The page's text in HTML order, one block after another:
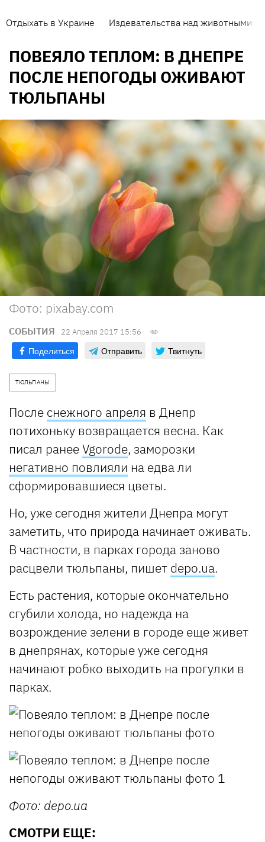
Отдыхать в Украине Издевательства над животными
ПОВЕЯЛО ТЕПЛОМ: В ДНЕПРЕ
ПОСЛЕ НЕПОГОДЫ ОЖИВАЮТ
ТЮЛЬПАНЫ
Фото: pixabay.com
СОБЫТИЯ 22 Апреля 2017 15:56
Поделиться Отправить Твитнуть
ТЮЛЬПАНЫ
После снежного апреля в Днепр
потихоньку возвращается весна. Как
писал ранееVgorode, заморозки
негативно повлияли на едва ли
сформировавшиеся цветы.
Но, уже сегодня жители Днепра могут
заметить, что природа начинает оживать.
В частности, в парках города заново
расцвели тюльпаны, пишет depo.ua.
Есть растения, которые окончательно
сгубили холода, но надежда на
возрождение зелени в городе еще живет
в днепрянах, которые уже сегодня
начинают робко выходить на прогулки в
парках.
Фото: depo.ua
СМОТРИ ЕЩЕ: